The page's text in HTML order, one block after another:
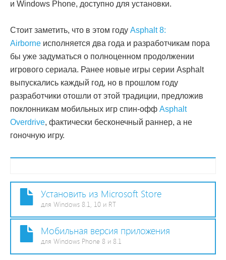
и Windows Phone, доступно для установки.
Стоит заметить, что в этом году Asphalt 8:
Airborne исполняется два года и разработчикам пора
бы уже задуматься о полноценном продолжении
игрового сериала. Ранее новые игры серии Asphalt
выпускались каждый год, но в прошлом году
разработчики отошли от этой традиции, предложив
поклонникам мобильных игр спин-офф Asphalt
Overdrive, фактически бесконечный раннер, а не
гоночную игру.
Установить из Microsoft Store
для Windows 8.1, 10 и RT
Мобильная версия приложения
для Windows Phone 8 и 8.1